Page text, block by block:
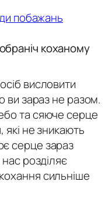
побажань
коханому
висловити
ви зараз не разом.
та сяюче серце
які не зникають
серце зараз
розділяє
сильніше